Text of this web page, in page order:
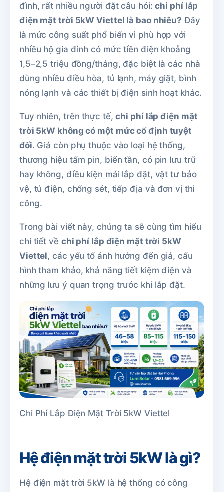
đình, rất nhiều người đặt câu hỏi:chi phí lắp
điện mặt trời 5kW Viettel là bao nhiêu? Đây
là mức công suất phổ biến vì phù hợp với
nhiều hộ gia đình có mức tiền điện khoảng
1,5–2,5 triệu đồng/tháng, đặc biệt là các nhà
dùng nhiều điều hòa, tủ lạnh, máy giặt, bình
nóng lạnh và các thiết bị điện sinh hoạt khác.
Tuy nhiên, trên thực tế,chi phí lắp điện mặt
trời 5kW không có một mức cố định tuyệt
đối. Giá còn phụ thuộc vào loại hệ thống,
thương hiệu tấm pin, biến tần, có pin lưu trữ
hay không, điều kiện mái lắp đặt, vật tư bảo
vệ, tủ điện, chống sét, tiếp địa và đơn vị thi
công.
Trong bài viết này, chúng ta sẽ cùng tìm hiểu
chi tiết về chi phí lắp điện mặt trời 5kW
Viettel, các yếu tố ảnh hưởng đến giá, cấu
hình tham khảo, khả năng tiết kiệm điện và
những lưu ý quan trọng trước khi lắp đặt.
Chi Phí Lắp Điện Mặt Trời 5kW Viettel
Hệ điện mặt trời 5kW là gì?
Hệ điện mặt trời 5kW là hệ thống có công